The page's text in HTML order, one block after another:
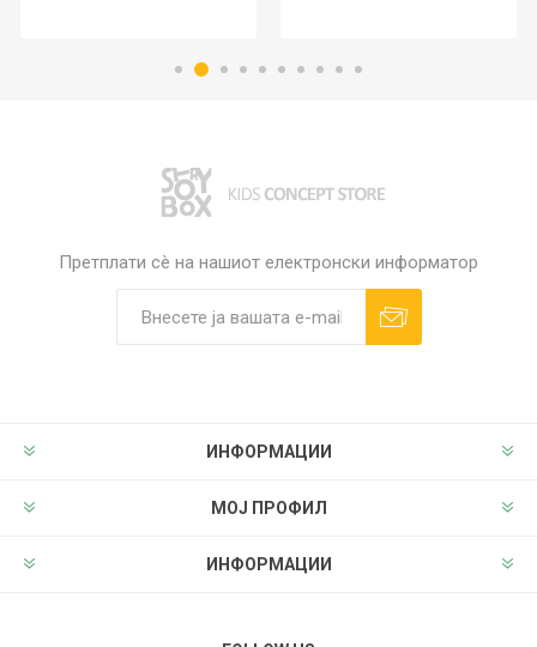
Претплати сè на нашиот електронски информатор
ИНФОРМАЦИИ
МОЈ ПРОФИЛ
ИНФОРМАЦИИ